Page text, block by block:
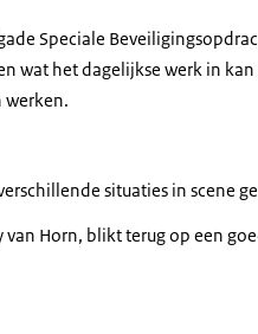
Speciale
wat het dagelijkse werk in
werken.
situaties in scene
van Horn, blikt terug op een